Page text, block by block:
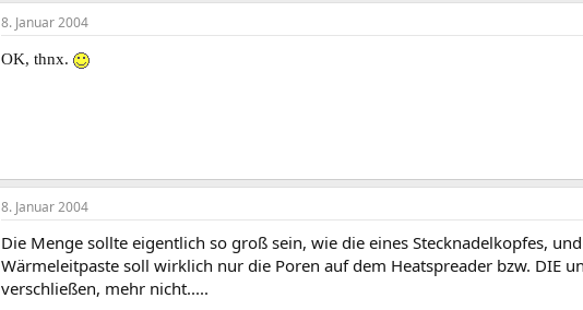
8. Januar 2004
OK, thnx.
8. Januar 2004
Die Menge sollte eigentlich so groß sein, wie die eines Stecknadelkopfes,
Wärmeleitpaste soll wirklich nur die Poren auf dem Heatspreader bzw. DIE
verschließen, mehr nicht.....